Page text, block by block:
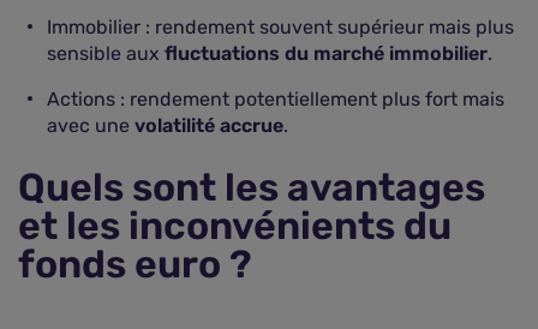
Immobilier : rendement souvent supérieur mais plus
sensible aux fluctuations du marché immobilier.
Actions : rendement potentiellement plus fort mais
avec une volatilité accrue.
Quels sont les avantages
et les inconvénients du
fonds euro ?